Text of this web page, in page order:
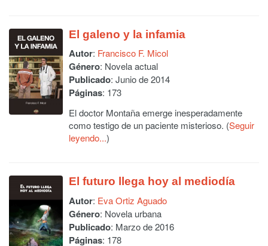
El galeno y la infamia
Autor: Francisco F. Micol
Género: Novela actual
Publicado: Junio de 2014
Páginas: 173
El doctor Montaña emerge inesperadamente
como testigo de un paciente misterioso. (Seguir
leyendo...)
El futuro llega hoy al mediodía
Autor: Eva Ortiz Aguado
Género: Novela urbana
Publicado: Marzo de 2016
Páginas: 178